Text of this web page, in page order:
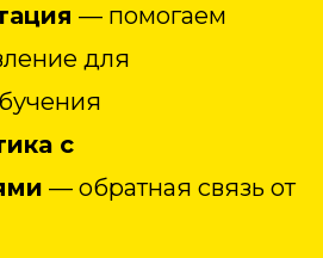
— помогаем
для
с
— обратная связь от